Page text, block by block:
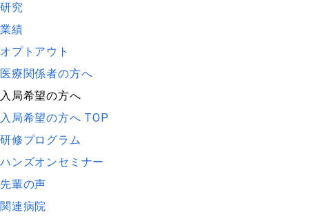
研究
業績
オプトアウト
医療関係者の方へ
入局希望の方へ
入局希望の方へ TOP
研修プログラム
ハンズオンセミナー
先輩の声
関連病院